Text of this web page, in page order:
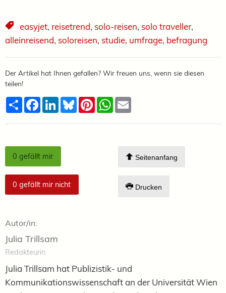
easyjet, reisetrend, solo-reisen, solo traveller,
alleinreisend, soloreisen, studie, umfrage, befragung
Der Artikel hat Ihnen gefallen? Wir freuen uns, wenn sie diesen
teilen!
TeilenFacebook
LinkedInBlueskyPinterestWhatsApp
0 gefällt mir
0 gefällt mir nicht
Seitenanfang
Drucken
Autor/in:
Julia Trillsam
Redakteurin
Julia Trillsam hat Publizistik- und
Kommunikationswissenschaft an der Universität Wien